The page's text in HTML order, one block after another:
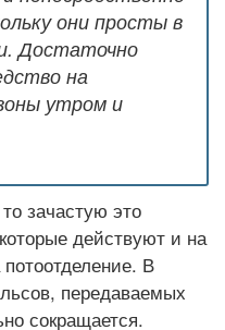
они просты в
Достаточно
на
утром и
зачастую это
действуют и на
В
передаваемых
сокращается.